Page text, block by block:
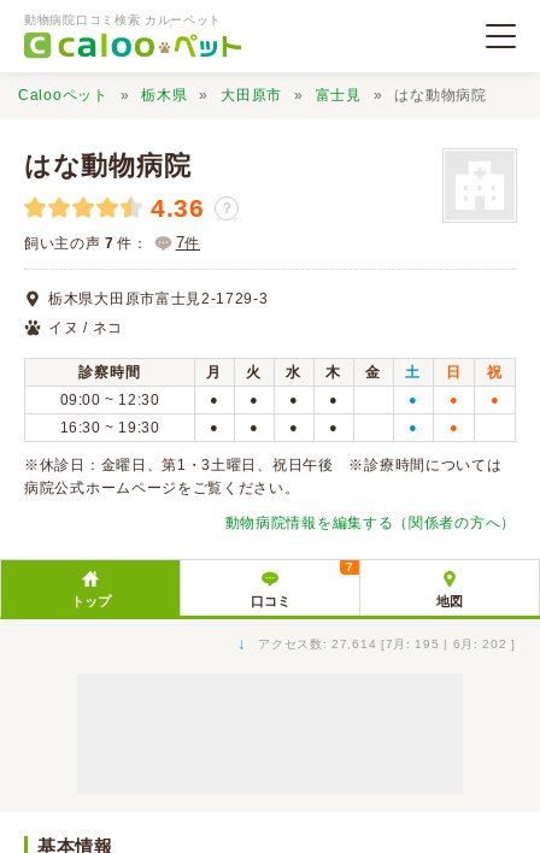
動物病院口コミ検索 カルーペット
動物病院検索
口コミ検索
Calooペットとは？
口コミ投稿
Calooペット 栃木県 大田原市 富士見 はな動物病院
はな動物病院
4.36 ？
飼い主の声 7 件： 7件
栃木県大田原市富士見2-1729-3
イヌ / ネコ
診察時間 月 火 水 木 金 土 日
祝
09:00 ~ 12:30
● ● ● ● ● ● ●
16:30 ~ 19:30 ● ● ● ● ● ●
※休診日：金曜日、第1・3土曜日、祝日午後 ※診療時間については
病院公式ホームページをご覧ください。
動物病院情報を編集する（関係者の方へ）
トップ 口コミ
7
地図
↓ アクセス数: 27,614 [7月: 195 | 6月: 202 ]
基本情報